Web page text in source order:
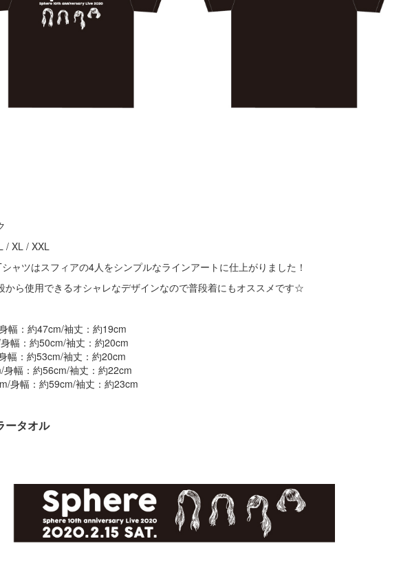
/ XL / XXL
ャツはスフィアの4人をシンプルなラインアートに仕上がりました！
から使用できるオシャレなデザインなので普段着にもオススメです☆
幅：約47cm/袖丈：約19cm
幅：約50cm/袖丈：約20cm
幅：約53cm/袖丈：約20cm
身幅：約56cm/袖丈：約22cm
身幅：約59cm/袖丈：約23cm
ータオル